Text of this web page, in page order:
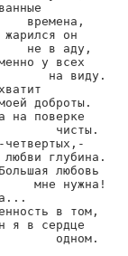
времена,
он
не в аду,
у всех
на виду.
доброты.
на поверке
чисты.
глубина.
любовь
мне нужна!
в том,
я в сердце
одном.